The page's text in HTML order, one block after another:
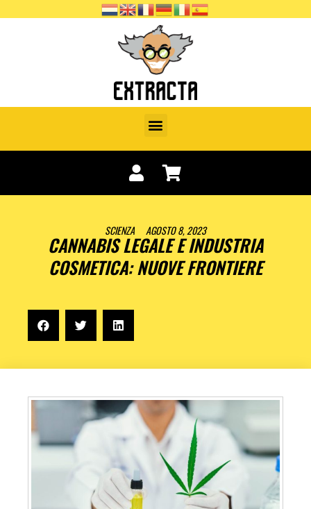
SCIENZA AGOSTO 8, 2023
CANNABIS LEGALE E INDUSTRIA
COSMETICA: NUOVE FRONTIERE